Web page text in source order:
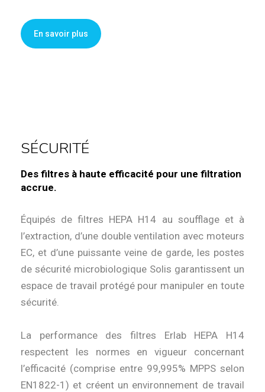
En savoir plus
SÉCURITÉ
Des filtres à haute efficacité pour une filtration
accrue.
Équipés de filtres HEPA H14 au soufflage et à
l’extraction, d’une double ventilation avec moteurs
EC, et d’une puissante veine de garde, les postes
de sécurité microbiologique Solis garantissent un
espace de travail protégé pour manipuler en toute
sécurité.
La performance des filtres Erlab HEPA H14
respectent les normes en vigueur concernant
l’efficacité (comprise entre 99,995% MPPS selon
EN1822-1) et créent un environnement de travail